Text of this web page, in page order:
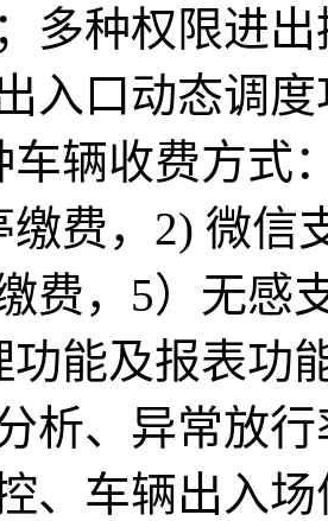
多种权限进
入口动态调
车辆收费方式
缴费，2) 微信
费，5）无感
功能及报表功
析、异常放
、车辆出入